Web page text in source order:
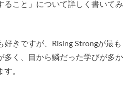
ること」について詳しく書いてみ
好きですが、Rising Strongが最も
多く、目から鱗だった学びが多か
。